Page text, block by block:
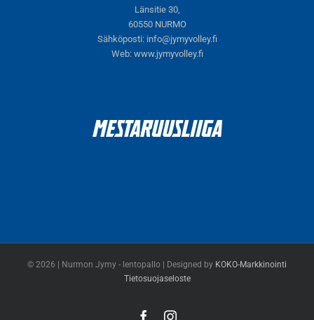
Länsitie 30,
60550 NURMO
Sähköposti: info@jymyvolley.fi
Web: www.jymyvolley.fi
© 2026 | Nurmon Jymy - lentopallo | Designed by KOKO-Markkinointi
Tietosuojaseloste
FacebookInstagram